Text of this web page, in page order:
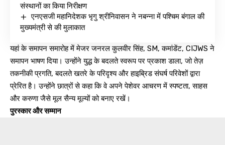
संस्थानों का किया निरीक्षण
एनएसजी महानिदेशक भृगु श्रीनिवासन ने नबन्ना में पश्चिम बंगाल की
मुख्यमंत्री से की मुलाकात
यहां के समापन समारोह में मेजर जनरल कुलवीर सिंह, SM, कमांडेंट, CIJWS ने
समापन भाषण दिया। उन्होंने युद्ध के बदलते स्वरूप पर प्रकाश डाला, जो तेज़
तकनीकी प्रगति, बदलते खतरे के परिदृश्य और हाइब्रिड संघर्ष परिवेशों द्वारा
प्रेरित है। उन्होंने छात्रों से कहा कि वे अपने पेशेवर आचरण में स्पष्टता, साहस
और करुणा जैसे मूल सैन्य मूल्यों को बनाए रखें।
पुरस्कार और सम्मान